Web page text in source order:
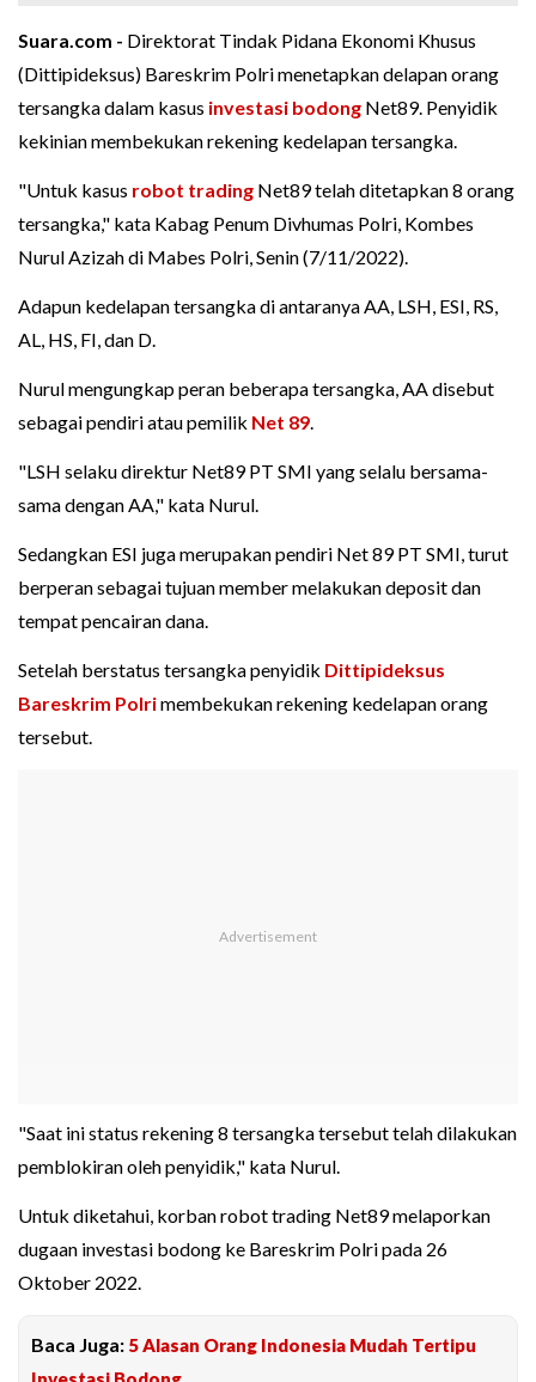
Suara.com - Direktorat Tindak Pidana Ekonomi Khusus
(Dittipideksus) Bareskrim Polri menetapkan delapan orang
tersangka dalam kasus investasi bodong Net89. Penyidik
kekinian membekukan rekening kedelapan tersangka.
"Untuk kasus robot trading Net89 telah ditetapkan 8 orang
tersangka," kata Kabag Penum Divhumas Polri, Kombes
Nurul Azizah di Mabes Polri, Senin (7/11/2022).
Adapun kedelapan tersangka di antaranya AA, LSH, ESI, RS,
AL, HS, FI, dan D.
Nurul mengungkap peran beberapa tersangka, AA disebut
sebagai pendiri atau pemilik Net 89.
"LSH selaku direktur Net89 PT SMI yang selalu bersama-
sama dengan AA," kata Nurul.
Sedangkan ESI juga merupakan pendiri Net 89 PT SMI, turut
berperan sebagai tujuan member melakukan deposit dan
tempat pencairan dana.
Setelah berstatus tersangka penyidik Dittipideksus
Bareskrim Polrimembekukan rekening kedelapan orang
tersebut.
"Saat ini status rekening 8 tersangka tersebut telah dilakukan
pemblokiran oleh penyidik," kata Nurul.
Untuk diketahui, korban robot trading Net89 melaporkan
dugaan investasi bodong ke Bareskrim Polri pada 26
Oktober 2022.
Baca Juga: 5 Alasan Orang Indonesia Mudah Tertipu